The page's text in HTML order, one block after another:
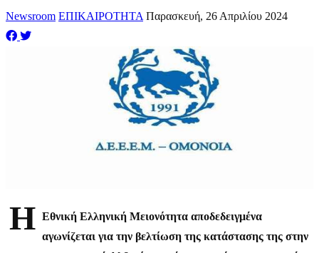
Newsroom ΕΠΙΚΑΙΡΟΤΗΤΑ Παρασκευή, 26 Απριλίου 2024
Η Εθνική Ελληνική Μειονότητα αποδεδειγμένα
αγωνίζεται για την βελτίωση της κατάστασης της στην